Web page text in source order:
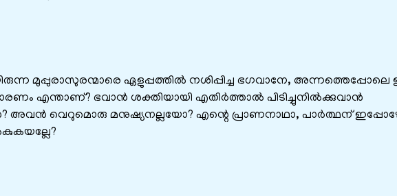
മുപ്പുരാസുരന്മാരെ ഏളുപ്പത്തിൽ നശിപ്പിച്ച ഭഗവാനേ, അന്നത്തെപ്പോലെ
എന്താണ്? ഭവാൻ ശക്തിയായി എതിർത്താൽ പിടിച്ചുനിൽക്കുവാൻ
അവൻ വെറുമൊരു മനുഷ്യനല്ലയോ? എന്റെ പ്രാണനാഥാ, പാർത്ഥന്